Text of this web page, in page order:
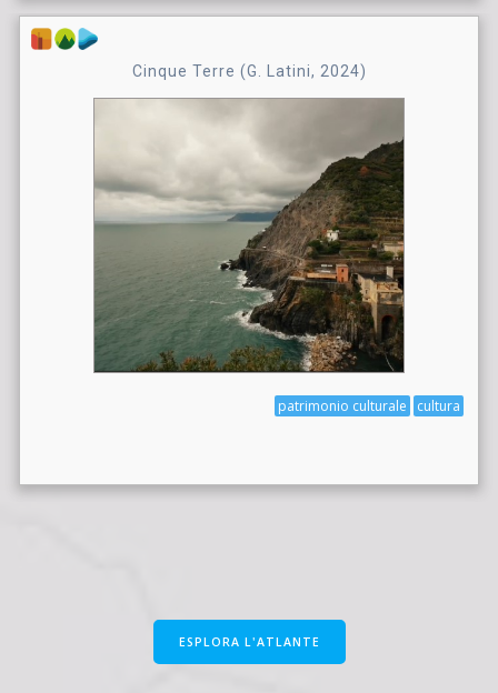
Cinque Terre (G. Latini, 2024)
cultura
patrimonio culturale
ESPLORA L'ATLANTE